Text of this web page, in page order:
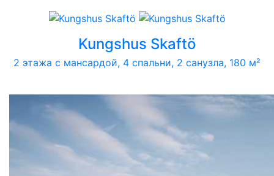
Kungshus Skaftö
2 этажа с мансардой, 4 спальни, 2 санузла, 180 м²